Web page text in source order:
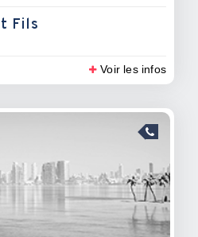
Fils
Voir les infos